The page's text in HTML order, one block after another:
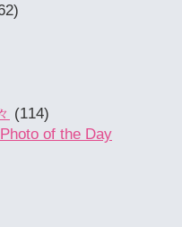
(114)
of the Day